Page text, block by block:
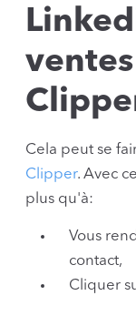
Cela peut se
Clipper. Avec
plus qu'à:
Vous
contact,
Cliquer